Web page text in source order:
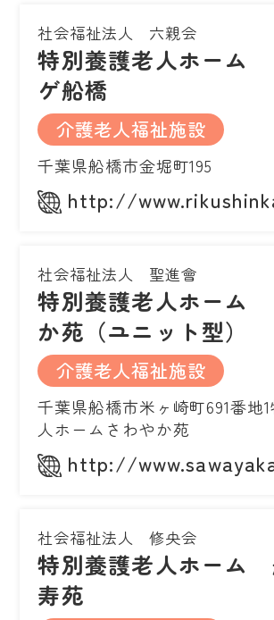
社会福祉法人 六親会
特別養護老人ホーム
ゲ船橋
介護老人福祉施設
千葉県船橋市金堀町195
http://
社会福祉法人 聖進會
特別養護老人ホーム
か苑（ユニット型）
介護老人福祉施設
千葉県船橋市米ヶ崎町691番地
人ホームさわやか苑
http://
社会福祉法人 修央会
特別養護老人ホーム
寿苑